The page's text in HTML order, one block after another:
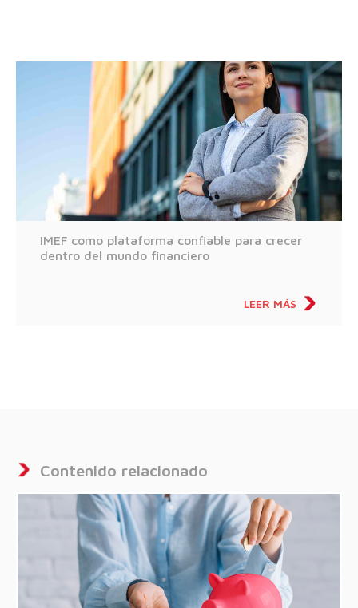
IMEF como plataforma confiable para crecer
dentro del mundo financiero
LEER MÁS
Contenido relacionado